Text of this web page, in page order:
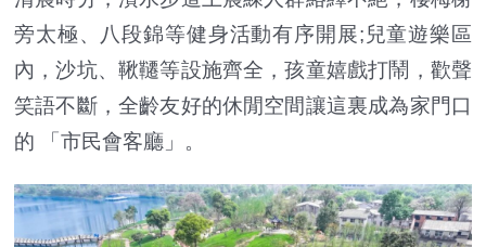
旁太極、八段錦等健身活動有序開展;兒童遊樂區
內，沙坑、鞦韆等設施齊全，孩童嬉戲打鬧，歡聲
笑語不斷，全齡友好的休閒空間讓這裏成為家門口
的 「市民會客廳」。